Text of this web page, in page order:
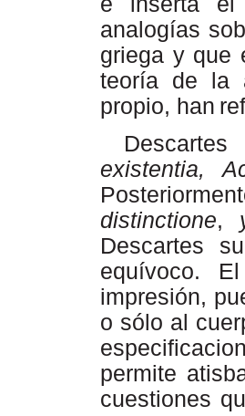
analogías
griega y que
teoría de la
propio, han
existentia,
distinctione,
Descartes
equívoco.
impresión,
o sólo al
permite
cuestiones